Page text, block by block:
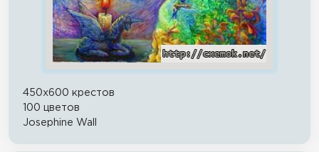
450x600 крестов
100 цветов
Josephine Wall